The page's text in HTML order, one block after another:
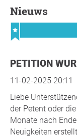
Nieuws
PETITION
11-02-2025 20:11
Liebe
der Petent oder
Monate nach
Neuigkeiten